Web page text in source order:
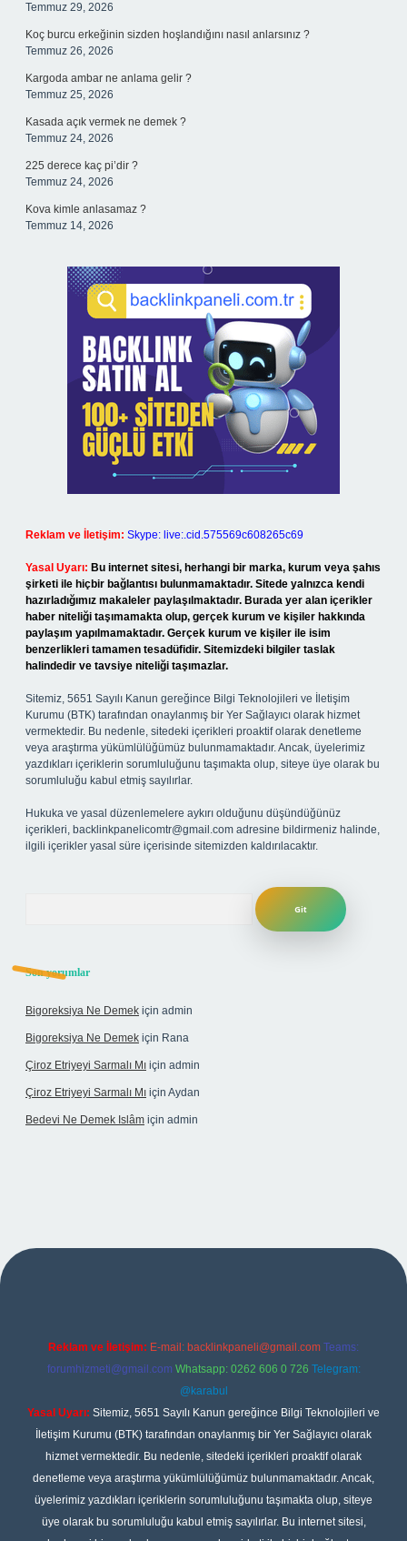
Temmuz 29, 2026
Koç burcu erkeğinin sizden hoşlandığını nasıl anlarsınız ?
Temmuz 26, 2026
Kargoda ambar ne anlama gelir ?
Temmuz 25, 2026
Kasada açık vermek ne demek ?
Temmuz 24, 2026
225 derece kaç pi’dir ?
Temmuz 24, 2026
Kova kimle anlasamaz ?
Temmuz 14, 2026
Reklam ve İletişim: Skype: live:.cid.575569c608265c69
Yasal Uyarı: Bu internet sitesi, herhangi bir marka, kurum veya şahıs
şirketi ile hiçbir bağlantısı bulunmamaktadır. Sitede yalnızca kendi
hazırladığımız makaleler paylaşılmaktadır. Burada yer alan içerikler
haber niteliği taşımamakta olup, gerçek kurum ve kişiler hakkında
paylaşım yapılmamaktadır. Gerçek kurum ve kişiler ile isim
benzerlikleri tamamen tesadüfidir. Sitemizdeki bilgiler taslak
halindedir ve tavsiye niteliği taşımazlar.
Sitemiz, 5651 Sayılı Kanun gereğince Bilgi Teknolojileri ve İletişim
Kurumu (BTK) tarafından onaylanmış bir Yer Sağlayıcı olarak hizmet
vermektedir. Bu nedenle, sitedeki içerikleri proaktif olarak denetleme
veya araştırma yükümlülüğümüz bulunmamaktadır. Ancak, üyelerimiz
yazdıkları içeriklerin sorumluluğunu taşımakta olup, siteye üye olarak bu
sorumluluğu kabul etmiş sayılırlar.
Hukuka ve yasal düzenlemelere aykırı olduğunu düşündüğünüz
içerikleri, backlinkpanelicomtr@gmail.com adresine bildirmeniz halinde,
ilgili içerikler yasal süre içerisinde sitemizden kaldırılacaktır.
Son yorumlar
Bigoreksiya Ne Demek için admin
Bigoreksiya Ne Demek için Rana
Çiroz Etriyeyi Sarmalı Mı için admin
Çiroz Etriyeyi Sarmalı Mı için Aydan
Bedevi Ne Demek Islâm için admin
Reklam ve İletişim: E-mail: backlinkpaneli@gmail.com Teams:
forumhizmeti@gmail.com Whatsapp: 0262 606 0 726 Telegram:
@karabul
Yasal Uyarı: Sitemiz, 5651 Sayılı Kanun gereğince Bilgi Teknolojileri ve
İletişim Kurumu (BTK) tarafından onaylanmış bir Yer Sağlayıcı olarak
hizmet vermektedir. Bu nedenle, sitedeki içerikleri proaktif olarak
denetleme veya araştırma yükümlülüğümüz bulunmamaktadır. Ancak,
üyelerimiz yazdıkları içeriklerin sorumluluğunu taşımakta olup, siteye
üye olarak bu sorumluluğu kabul etmiş sayılırlar. Bu internet sitesi,